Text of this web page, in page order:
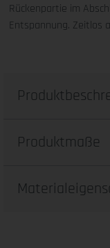
Rückenpartie im
Entspannung. Zeitlos
Produktmaße